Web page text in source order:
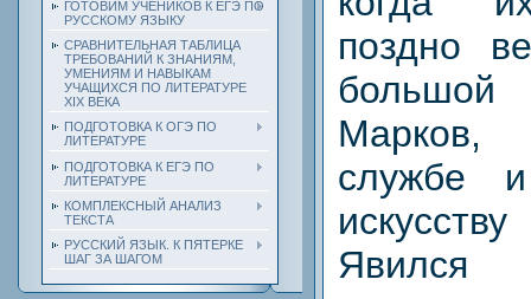
ГОТОВИМ УЧЕНИКОВ К ЕГЭ ПО
РУССКОМУ ЯЗЫКУ
СРАВНИТЕЛЬНАЯ ТАБЛИЦА
ТРЕБОВАНИЙ К ЗНАНИЯМ,
УМЕНИЯМ И НАВЫКАМ
УЧАЩИХСЯ ПО ЛИТЕРАТУРЕ
ХIХ ВЕКА
ПОДГОТОВКА К ОГЭ ПО
ЛИТЕРАТУРЕ
ПОДГОТОВКА К ЕГЭ ПО
ЛИТЕРАТУРЕ
КОМПЛЕКСНЫЙ АНАЛИЗ
ТЕКСТА
РУССКИЙ ЯЗЫК. К ПЯТЕРКЕ
ШАГ ЗА ШАГОМ
поздно
большой
службе
Явился